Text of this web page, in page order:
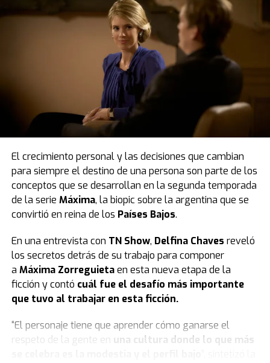
El crecimiento personal y las decisiones que cambian
para siempre el destino de una persona son parte de los
conceptos que se desarrollan en la segunda temporada
de la serie Máxima, la biopic sobre la argentina que se
convirtió en reina de los Países Bajos.
En una entrevista con TN Show, Delfina Chaves reveló
los secretos detrás de su trabajo para componer
a Máxima Zorreguietaen esta nueva etapa de la
ficción y contó cuál fue el desafío más importante
que tuvo al trabajar en esta ficción.
“El personaje tiene que aprender cómo ganarse el
respeto de la gente en una cultura donde lo que más